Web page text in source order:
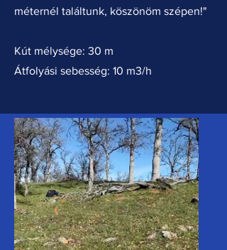
méternél találtunk, köszönöm szépen!"
Kút mélysége: 30 m
Átfolyási sebesség: 10 m3/h